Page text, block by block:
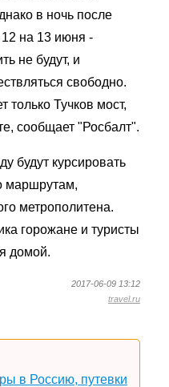
в ночь после
на 13 июня -
не будут, и
свободно.
только Тучков мост,
сообщает "Росбалт".
будут курсировать
маршрутам,
метрополитена.
горожане и туристы
домой.
2017-06-09 13:12
travel.ru
в Россию, путевки